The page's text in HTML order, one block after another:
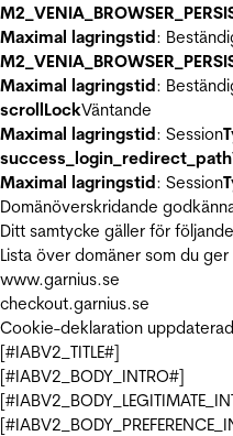
Maximal lagringstid:
Maximal lagringstid:
scrollLockVäntande
Maximal lagringstid: Session
success_login_redirect_path
Maximal lagringstid: Session
Domänöverskridande
Ditt samtycke gäller för
Lista över domäner som du
www.garnius.se
checkout.garnius.se
Cookie-deklaration
[#IABV2_TITLE#]
[#IABV2_BODY_INTRO#]